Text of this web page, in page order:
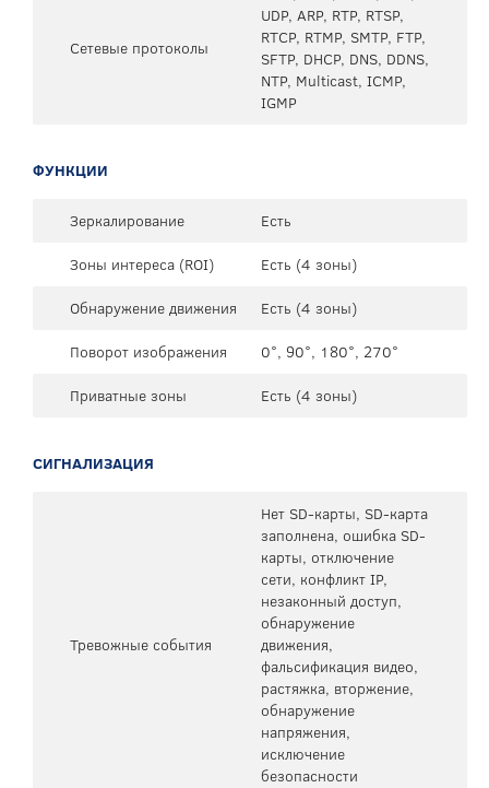
Сетевые протоколы
UDP, ARP, RTP, RTSP,
RTCP, RTMP, SMTP, FTP,
SFTP, DHCP, DNS, DDNS,
NTP, Multicast, ICMP,
IGMP
ФУНКЦИИ
Зеркалирование
Есть
Зоны интереса (ROI)
Есть (4 зоны)
Обнаружение движения
Есть (4 зоны)
Поворот изображения
0°, 90°, 180°, 270°
Приватные зоны
Есть (4 зоны)
СИГНАЛИЗАЦИЯ
Тревожные события
Нет SD-карты, SD-карта
заполнена, ошибка SD-
карты, отключение
сети, конфликт IP,
незаконный доступ,
обнаружение
движения,
фальсификация видео,
растяжка, вторжение,
обнаружение
напряжения,
исключение
безопасности